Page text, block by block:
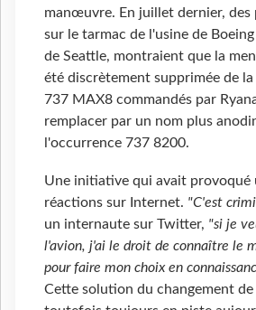
manœuvre. En juillet dernier, des
sur le tarmac de l'usine de
de Seattle, montraient que la
été discrètement supprimée de
737 MAX8 commandés par
remplacer par un nom plus
l'occurrence 737 8200.
Une initiative qui avait provoqué
réactions sur Internet. "C'est
un internaute sur Twitter, "si je
l'avion, j'ai le droit de connaître le
pour faire mon choix en
Cette solution du changement